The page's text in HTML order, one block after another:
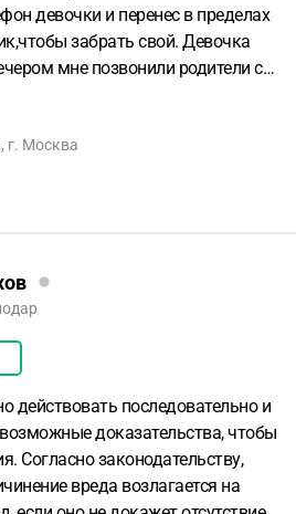
девочки и перенес в пределах
забрать свой. Девочка
мне позвонили родители с
сломал телефон их дочери. Якобы
Изначально никто из
подтвердили,что мой ребенок
этого сломала его сама. Камер в
, г. Москва
действовать последовательно и
доказательства, чтобы
Согласно законодательству,
вреда возлагается на